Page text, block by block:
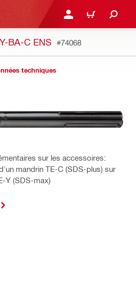
CONNEXION OU
PANIER
BA-C ENS #74068
techniques
sur les accessoires:
mandrin TE-C (SDS-plus) sur
Y (SDS-max)